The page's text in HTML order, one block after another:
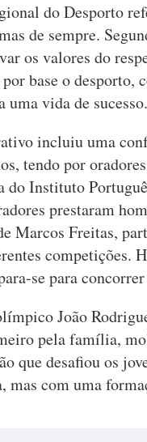
do Desporto
de sempre.
os valores do
base o desporto,
uma vida de sucesso.
incluiu uma
tendo por
do Instituto
prestaram
Marcos Freitas,
competições.
se para
João
pela família,
que desafiou os
mas com uma